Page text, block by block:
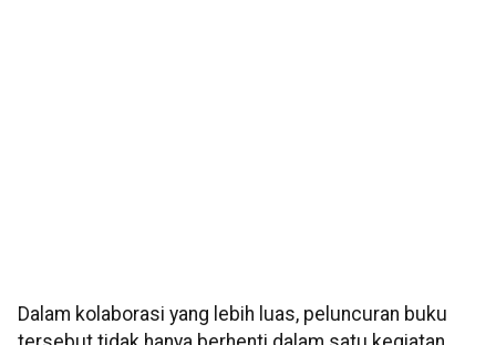
Dalam kolaborasi yang lebih luas, peluncuran buku